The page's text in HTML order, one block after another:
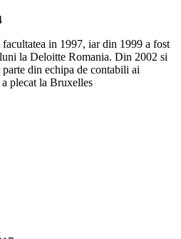
in 1997, iar din 1999 a fost
la Deloitte Romania. Din 2002 si
din echipa de contabili ai
plecat la Bruxelles